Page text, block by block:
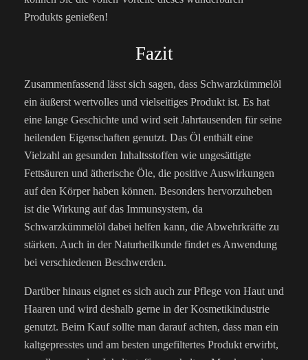
Produkts genießen!
Fazit
Zusammenfassend lässt sich sagen, dass Schwarzkümmelöl
ein äußerst wertvolles und vielseitiges Produkt ist. Es hat
eine lange Geschichte und wird seit Jahrtausenden für seine
heilenden Eigenschaften genutzt. Das Öl enthält eine
Vielzahl an gesunden Inhaltsstoffen wie ungesättigte
Fettsäuren und ätherische Öle, die positive Auswirkungen
auf den Körper haben können. Besonders hervorzuheben
ist die Wirkung auf das Immunsystem, da
Schwarzkümmelöl dabei helfen kann, die Abwehrkräfte zu
stärken. Auch in der Naturheilkunde findet es Anwendung
bei verschiedenen Beschwerden.
Darüber hinaus eignet es sich auch zur Pflege von Haut und
Haaren und wird deshalb gerne in der Kosmetikindustrie
genutzt. Beim Kauf sollte man darauf achten, dass man ein
kaltgepresstes und am besten ungefiltertes Produkt erwirbt,